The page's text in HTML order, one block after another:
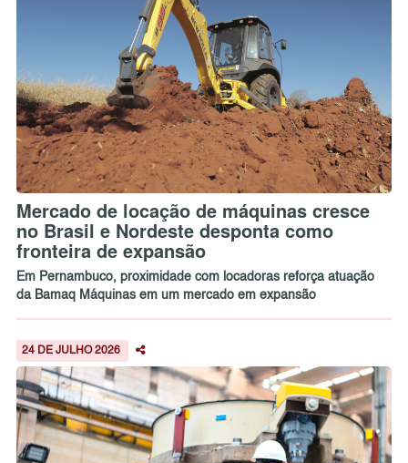
Mercado de locação de máquinas cresce
no Brasil e Nordeste desponta como
fronteira de expansão
Em Pernambuco, proximidade com locadoras reforça atuação
da Bamaq Máquinas em um mercado em expansão
24 DE JULHO 2026